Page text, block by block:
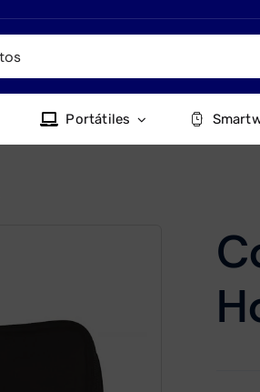
Portátiles